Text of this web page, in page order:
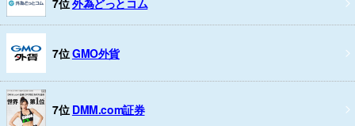
7位GMO外貨
7位 DMM.com証券